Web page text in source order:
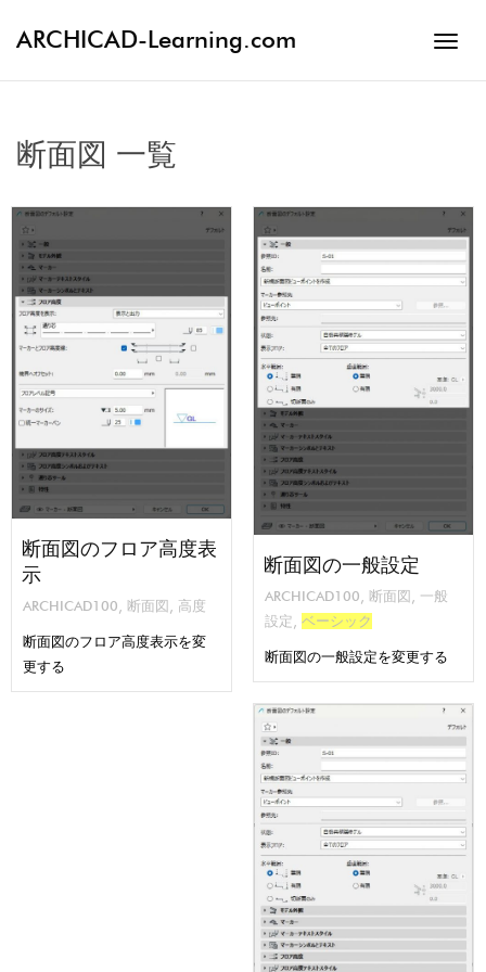
ARCHICAD-Learning.com
断面図 一覧
断面図のフロア高度表
示
ARCHICAD100 , 断面図 , 高度
断面図のフロア高度表示を変
更する
断面図の一般設定
ARCHICAD100 断面図
一般
設定 ベーシック
断面図の一般設定を変更する